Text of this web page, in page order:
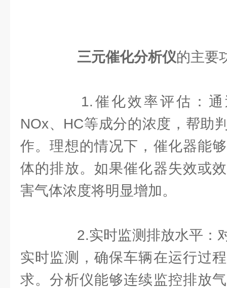
三元催化分析仪的主要
1.催化效率评估：通
NOx、HC等成分的浓度，帮助
作。理想的情况下，催化器能
体的排放。如果催化器失效或
害气体浓度将明显增加。
2.实时监测排放水平：
实时监测，确保车辆在运行过
求。分析仪能够连续监控排放